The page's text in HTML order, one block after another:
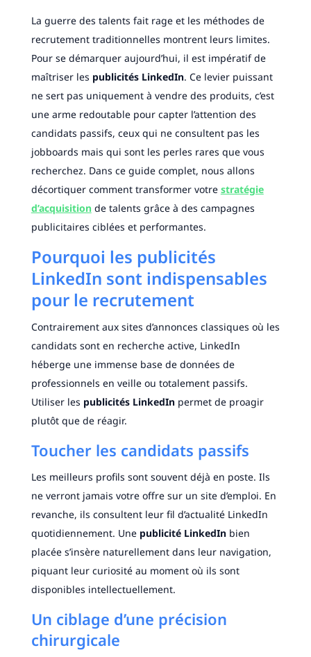
La guerre des talents fait rage et les méthodes de
recrutement traditionnelles montrent leurs limites.
Pour se démarquer aujourd’hui, il est impératif de
maîtriser les publicités LinkedIn. Ce levier puissant
ne sert pas uniquement à vendre des produits, c’est
une arme redoutable pour capter l’attention des
candidats passifs, ceux qui ne consultent pas les
jobboards mais qui sont les perles rares que vous
recherchez. Dans ce guide complet, nous allons
décortiquer comment transformer votre stratégie
d’acquisition de talents grâce à des campagnes
publicitaires ciblées et performantes.
Pourquoi les publicités
LinkedIn sont indispensables
pour le recrutement
Contrairement aux sites d’annonces classiques où les
candidats sont en recherche active, LinkedIn
héberge une immense base de données de
professionnels en veille ou totalement passifs.
Utiliser les publicités LinkedInpermet de proagir
plutôt que de réagir.
Toucher les candidats passifs
Les meilleurs profils sont souvent déjà en poste. Ils
ne verront jamais votre offre sur un site d’emploi. En
revanche, ils consultent leur fil d’actualité LinkedIn
quotidiennement. Une publicité LinkedInbien
placée s’insère naturellement dans leur navigation,
piquant leur curiosité au moment où ils sont
disponibles intellectuellement.
Un ciblage d’une précision
chirurgicale